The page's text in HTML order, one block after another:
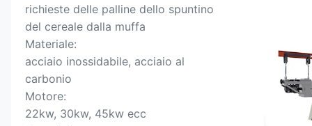
richieste delle palline dello spuntino
del cereale dalla muffa
Materiale:
acciaio inossidabile, acciaio al
carbonio
Motore:
22kw, 30kw, 45kw ecc